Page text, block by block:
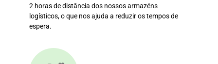
2 horas de distância dos nossos armazéns
logísticos, o que nos ajuda a reduzir os tempos de
espera.